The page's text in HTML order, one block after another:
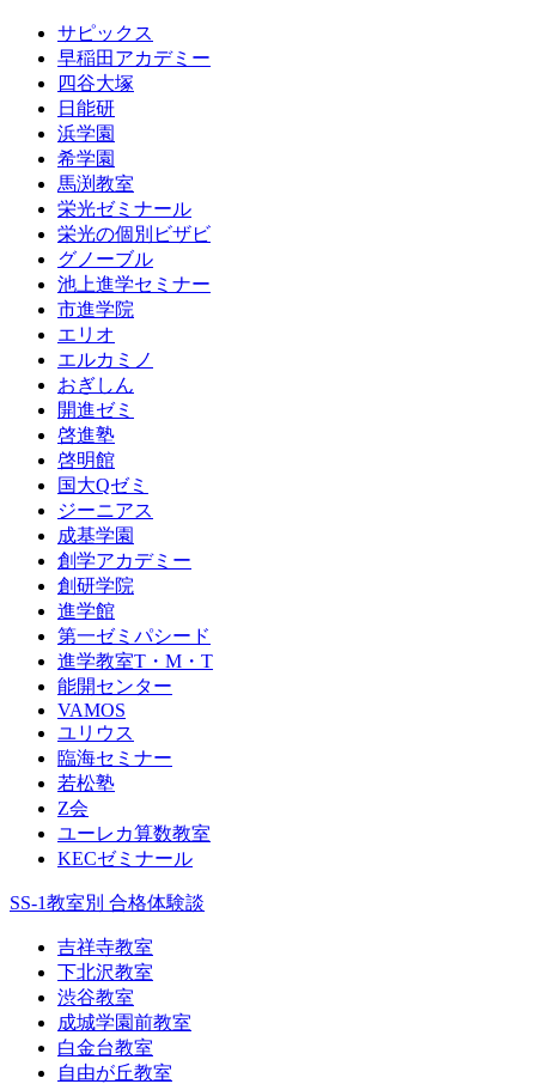
サピックス
早稲田アカデミー
四谷大塚
日能研
浜学園
希学園
馬渕教室
栄光ゼミナール
栄光の個別ビザビ
グノーブル
池上進学セミナー
市進学院
エリオ
エルカミノ
おぎしん
開進ゼミ
啓進塾
啓明館
国大Qゼミ
ジーニアス
成基学園
創学アカデミー
創研学院
進学館
第一ゼミパシード
進学教室T・М・T
能開センター
VAMOS
ユリウス
臨海セミナー
若松塾
Z会
ユーレカ算数教室
KECゼミナール
SS-1教室別 合格体験談
吉祥寺教室
下北沢教室
渋谷教室
成城学園前教室
白金台教室
自由が丘教室